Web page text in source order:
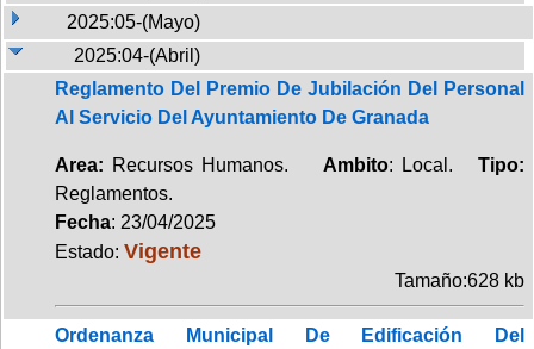
2025:05-(Mayo)
2025:04-(Abril)
Reglamento Del Premio De Jubilación Del Personal
Al Servicio Del Ayuntamiento De Granada
Area: Recursos Humanos. Ambito: Local.Tipo:
Reglamentos.
Fecha: 23/04/2025
Estado: Vigente
Tamaño:628 kb
Ordenanza Municipal De Edificación Del